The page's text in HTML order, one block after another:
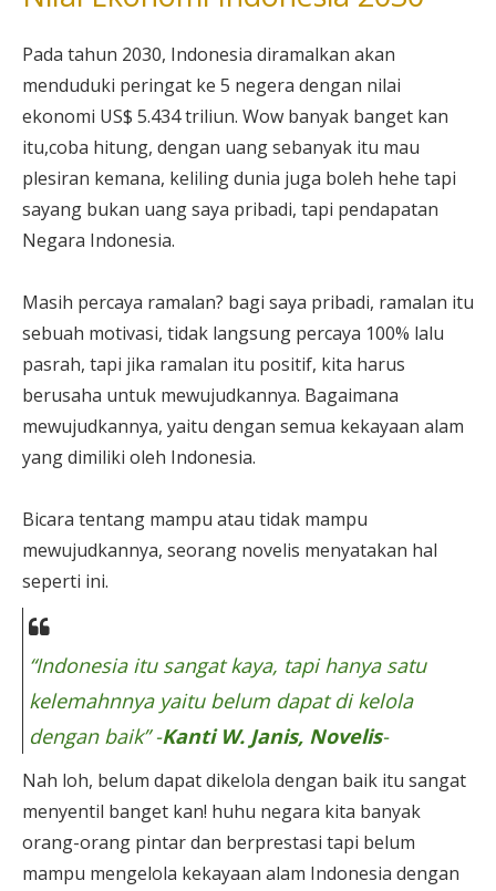
Pada tahun 2030, Indonesia diramalkan akan
menduduki peringat ke 5 negera dengan nilai
ekonomi US$ 5.434 triliun. Wow banyak banget kan
itu,coba hitung, dengan uang sebanyak itu mau
plesiran kemana, keliling dunia juga boleh hehe tapi
sayang bukan uang saya pribadi, tapi pendapatan
Negara Indonesia.
Masih percaya ramalan? bagi saya pribadi, ramalan itu
sebuah motivasi, tidak langsung percaya 100% lalu
pasrah, tapi jika ramalan itu positif, kita harus
berusaha untuk mewujudkannya. Bagaimana
mewujudkannya, yaitu dengan semua kekayaan alam
yang dimiliki oleh Indonesia.
Bicara tentang mampu atau tidak mampu
mewujudkannya, seorang novelis menyatakan hal
seperti ini.
“Indonesia itu sangat kaya, tapi hanya satu
kelemahnnya yaitu belum dapat di kelola
dengan baik” -Kanti W. Janis, Novelis-
Nah loh, belum dapat dikelola dengan baik itu sangat
menyentil banget kan! huhu negara kita banyak
orang-orang pintar dan berprestasi tapi belum
mampu mengelola kekayaan alam Indonesia dengan